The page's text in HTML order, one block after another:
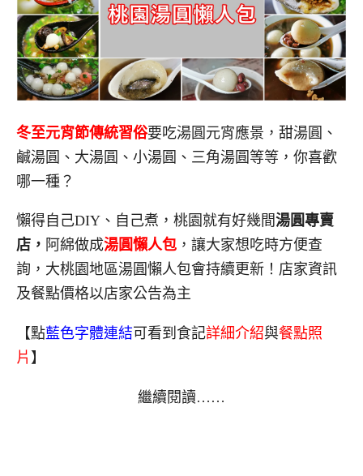
冬至元宵節傳統習俗要吃湯圓元宵應景，甜湯圓、
鹹湯圓、大湯圓、小湯圓、三角湯圓等等，你喜歡
哪一種？
懶得自己DIY、自己煮，桃園就有好幾間湯圓專賣
店， 阿綿做成湯圓懶人包 ，讓大家想吃時方便查
詢，大桃園地區湯圓懶人包會持續更新！店家資訊
及餐點價格以店家公告為主
【點藍色字體連結可看到食記詳細介紹與餐點照
片 】
繼續閱讀……